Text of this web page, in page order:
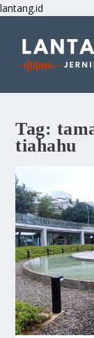
lantang.id
Tag:
tiahahu